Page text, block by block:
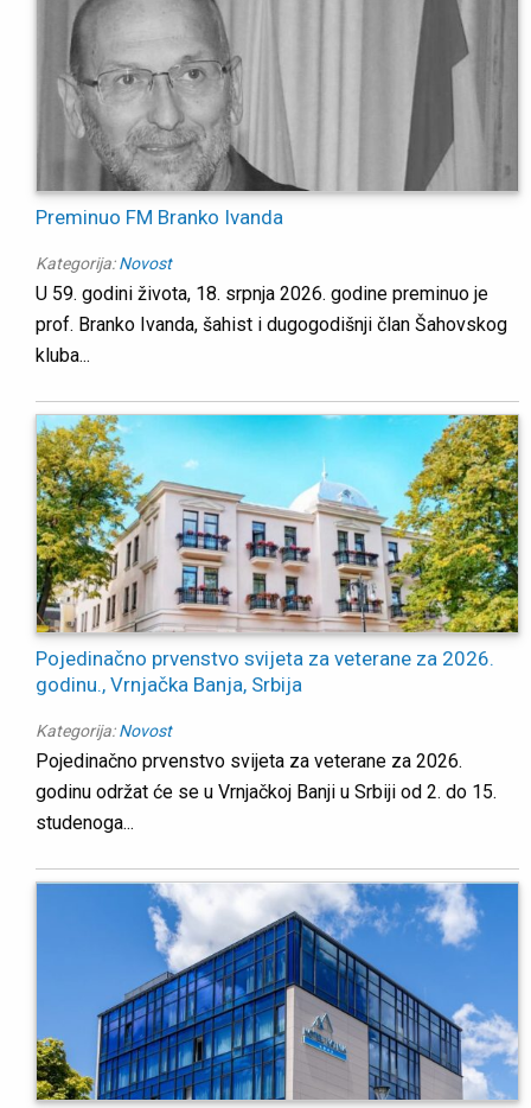
Preminuo FM Branko Ivanda
Kategorija:Novost
U 59. godini života, 18. srpnja 2026. godine preminuo je
prof. Branko Ivanda, šahist i dugogodišnji član Šahovskog
kluba...
Pojedinačno prvenstvo svijeta za veterane za 2026.
godinu., Vrnjačka Banja, Srbija
Kategorija:Novost
Pojedinačno prvenstvo svijeta za veterane za 2026.
godinu održat će se u Vrnjačkoj Banji u Srbiji od 2. do 15.
studenoga...